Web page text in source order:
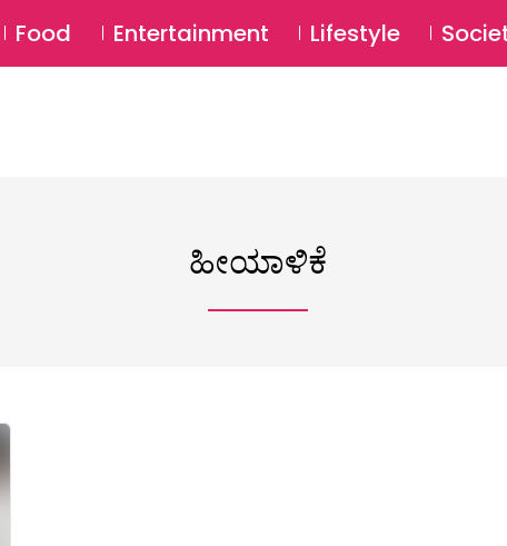
Food Entertainment Lifestyle
ಹೀಯಾಳಿಕೆ